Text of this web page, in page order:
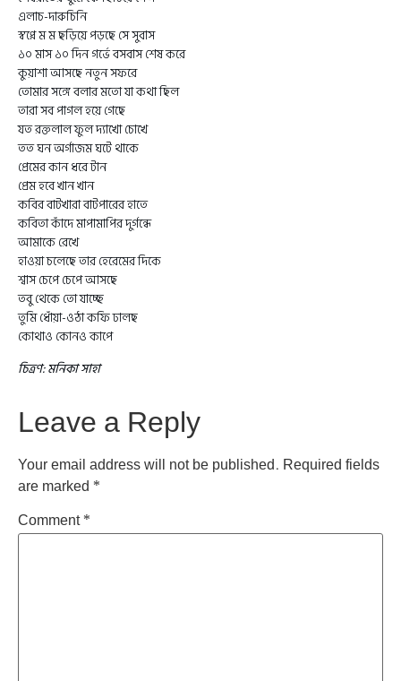
এলাচ-দারুচিনি
স্বপ্নে ম ম ছড়িয়ে পড়ছে সে সুবাস
১০ মাস ১০ দিন গর্ভে বসবাস শেষ করে
কুয়াশা আসছে নতুন সফরে
তোমার সঙ্গে বলার মতো যা কথা ছিল
তারা সব পাগল হয়ে গেছে
যত রক্তলাল ফুল দ্যাখো চোখে
তত ঘন অর্গাজম ঘটে থাকে
প্রেমের কান ধরে টান
প্রেম হবে খান খান
কবির বাটখারা বাটপারের হাতে
কবিতা কাঁদে মাপামাপির দুর্গন্ধে
আমাকে রেখে
হাওয়া চলেছে তার হেরেমের দিকে
শ্বাস চেপে চেপে আসছে
তবু থেকে তো যাচ্ছে
তুমি ধোঁয়া-ওঠা কফি ঢালছ
কোথাও কোনও কাপে
চিত্রণ: মনিকা সাহা
Leave a Reply
Your email address will not be published. Required fields
are marked *
Comment*